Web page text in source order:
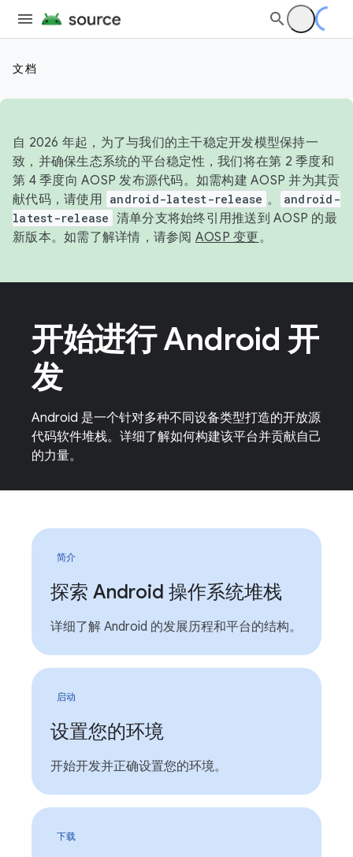
文档
自 2026 年起，为了与我们的主干稳定开发模型保持一
致，并确保生态系统的平台稳定性，我们将在第 2 季度和
第 4 季度向 AOSP 发布源代码。如需构建 AOSP 并为其贡
献代码，请使用 android-latest-release 。
android-
latest-release 清单分支将始终引用推送到 AOSP 的最
新版本。如需了解详情，请参阅 AOSP 变更。
开始进行 Android 开
发
Android 是一个针对多种不同设备类型打造的开放源
代码软件堆栈。详细了解如何构建该平台并贡献自己
的力量。
简介
探索 Android 操作系统堆栈
详细了解 Android 的发展历程和平台的结构。
启动
设置您的环境
开始开发并正确设置您的环境。
下载